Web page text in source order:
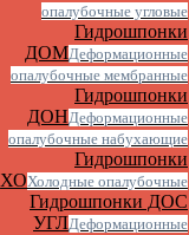
опалубочные угловые
Гидрошпонки
ДОМДеформационные
опалубочные мембранные
Гидрошпонки
ДОНДеформационные
опалубочные набухающие
Гидрошпонки
ХОХолодные опалубочные
Гидрошпонки ДОС
УГЛДеформационные